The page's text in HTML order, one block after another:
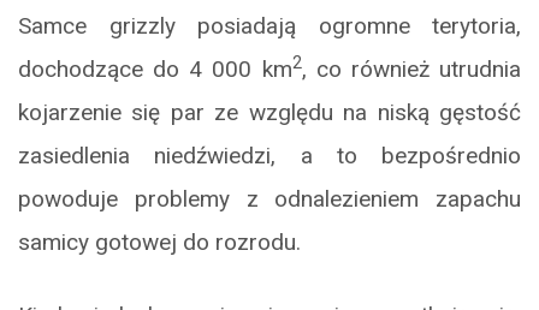
Samce grizzly posiadają ogromne terytoria,
dochodzące do 4 000 km2, co również utrudnia
kojarzenie się par ze względu na niską gęstość
zasiedlenia niedźwiedzi, a to bezpośrednio
powoduje problemy z odnalezieniem zapachu
samicy gotowej do rozrodu.